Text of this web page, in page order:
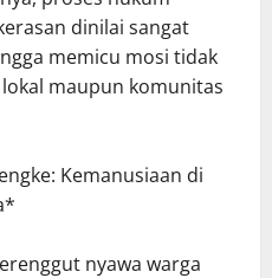
dinilai sangat
memicu mosi tidak
maupun komunitas
Kemanusiaan di
nyawa warga